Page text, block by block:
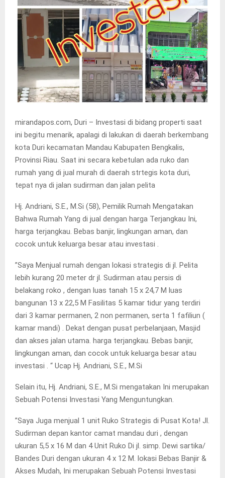
mirandapos.com, Duri – Investasi di bidang properti saat
ini begitu menarik, apalagi di lakukan di daerah berkembang
kota Duri kecamatan Mandau Kabupaten Bengkalis,
Provinsi Riau. Saat ini secara kebetulan ada ruko dan
rumah yang di jual murah di daerah strtegis kota duri,
tepat nya di jalan sudirman dan jalan pelita
Hj. Andriani, S.E., M.Si (58), Pemilik Rumah Mengatakan
Bahwa Rumah Yang di jual dengan harga Terjangkau Ini,
harga terjangkau. Bebas banjir, lingkungan aman, dan
cocok untuk keluarga besar atau investasi .
”Saya Menjual rumah dengan lokasi strategis di jl. Pelita
lebih kurang 20 meter dr jl. Sudirman atau persis di
belakang roko , dengan luas tanah 15 x 24,7 M luas
bangunan 13 x 22,5 M Fasilitas 5 kamar tidur yang terdiri
dari 3 kamar permanen, 2 non permanen, serta 1 fafiliun (
kamar mandi) . Dekat dengan pusat perbelanjaan, Masjid
dan akses jalan utama. harga terjangkau. Bebas banjir,
lingkungan aman, dan cocok untuk keluarga besar atau
investasi . “ Ucap Hj. Andriani, S.E., M.Si
Selain itu, Hj. Andriani, S.E., M.Si mengatakan Ini merupakan
Sebuah Potensi Investasi Yang Menguntungkan.
”Saya Juga menjual 1 unit Ruko Strategis di Pusat Kota! Jl.
Sudirman depan kantor camat mandau duri , dengan
ukuran 5,5 x 16 M dan 4 Unit Ruko Di jl. simp. Dewi sartika/
Bandes Duri dengan ukuran 4 x 12 M. lokasi Bebas Banjir &
Akses Mudah, Ini merupakan Sebuah Potensi Investasi